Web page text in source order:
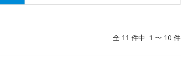
全 11 件中 1 〜 10 件